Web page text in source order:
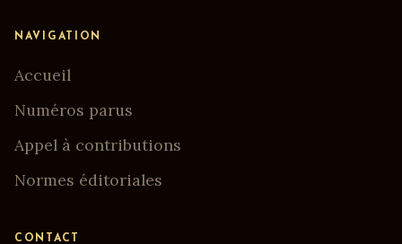
NAVIGATION
Accueil
Numéros parus
Appel à contributions
Normes éditoriales
CONTACT